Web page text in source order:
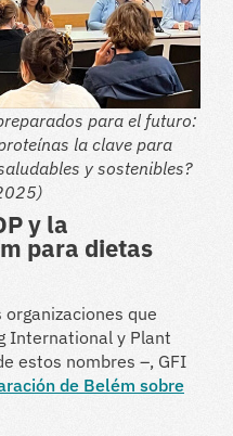
para el futuro:
la clave para
y sostenibles?
y la
para dietas
que
International y Plant
estos nombres –, GFI
de Belém sobre